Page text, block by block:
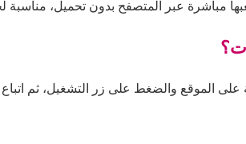
مباشرة عبر المتصفح بدون تحميل، مناسبة
الموقع والضغط على زر التشغيل، ثم اتباع